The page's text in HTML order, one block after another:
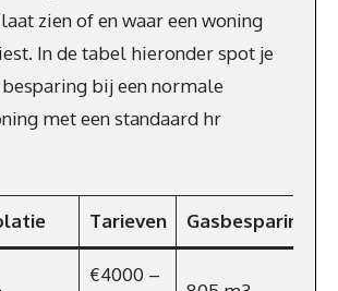
zien of en waar een woning
In de tabel hieronder spot je
bij een normale
met een standaard hr
Tarieven Gasbesparing
€4000 –